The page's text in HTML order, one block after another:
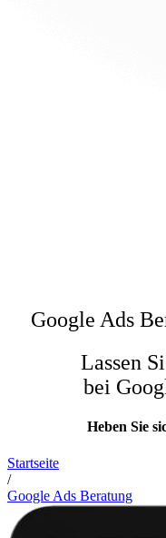
Google Ads
Lassen
bei
Heben Sie
Startseite
/
Google Ads Beratung